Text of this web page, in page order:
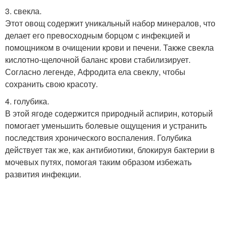
3. свекла.
Этот овощ содержит уникальный набор минералов, что
делает его превосходным борцом с инфекцией и
помощником в очищении крови и печени. Также свекла
кислотно-щелочной баланс крови стабилизирует.
Согласно легенде, Афродита ела свеклу, чтобы
сохранить свою красоту.
4. голубика.
В этой ягоде содержится природный аспирин, который
помогает уменьшить болевые ощущения и устранить
последствия хронического воспаления. Голубика
действует так же, как антибиотики, блокируя бактерии в
мочевых путях, помогая таким образом избежать
развития инфекции.